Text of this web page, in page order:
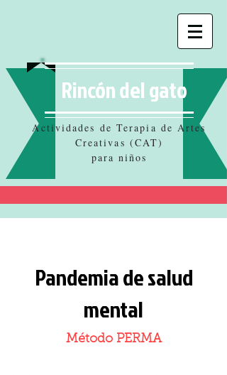
Rincón del gato
Actividades de Terapia de Artes
Creativas (CAT)
para niños
Pandemia de salud
mental
Método PERMA